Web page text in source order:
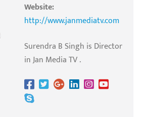
Website:
http://www.janmediatv.com
Surendra B Singh is Director
in Jan Media TV .